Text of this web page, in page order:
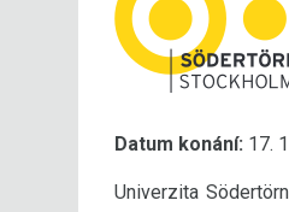
Datum konání: 17.
Univerzita